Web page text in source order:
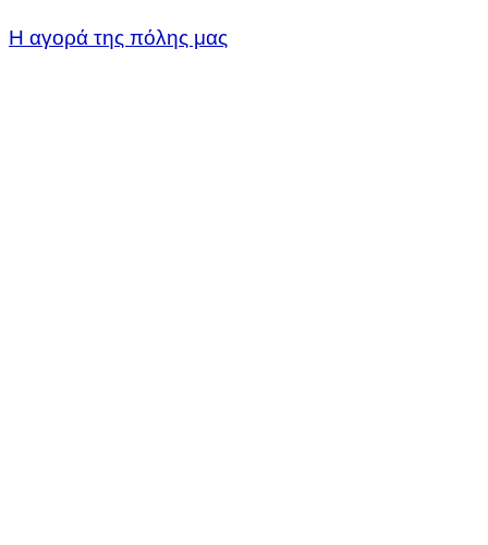
Η αγορά της πόλης μας